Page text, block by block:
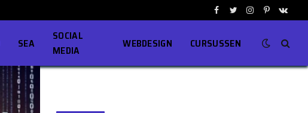
Facebook
TwitterInstagram
Pinterest
SEA
SOCIAL
MEDIA
WEBDESIGN CURSUSSEN